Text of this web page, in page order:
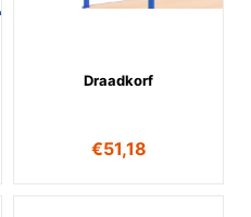
Draadkorf
€51,18